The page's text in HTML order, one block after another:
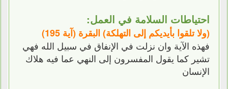
احتياطات السلامة في العمل:
(ولا تلقوا بأيديكم إلى التهلكة) البقرة (آية 195)
فهذه الآية وان نزلت في الإنفاق في سبيل الله فهي
تشير كما يقول المفسرون إلى النهي عما فيه هلاك
الإنسان